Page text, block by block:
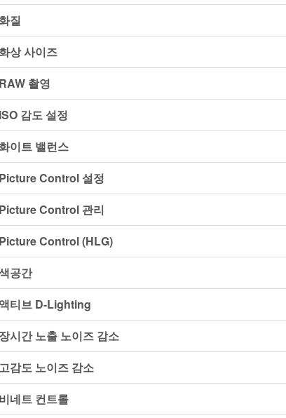
질
상 사이즈
RAW 촬영
ISO 감도 설정
이트 밸런스
Picture Control 설정
Picture Control 관리
Picture Control (HLG)
공간
액티브 D-Lighting
장시간 노출 노이즈 감소
고감도 노이즈 감소
비네트 컨트롤